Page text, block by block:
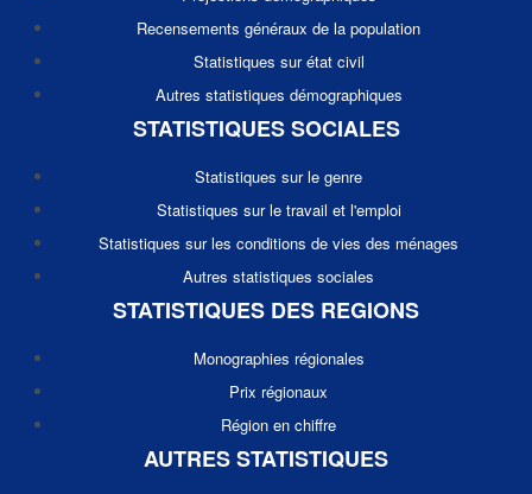
Recensements généraux de la population
Statistiques sur état civil
Autres statistiques démographiques
STATISTIQUES SOCIALES
Statistiques sur le genre
Statistiques sur le travail et l'emploi
Statistiques sur les conditions de vies des ménages
Autres statistiques sociales
STATISTIQUES DES REGIONS
Monographies régionales
Prix régionaux
Région en chiffre
AUTRES STATISTIQUES